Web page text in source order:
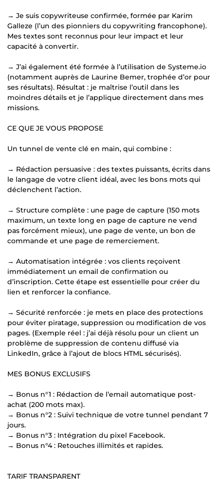
→ Je suis copywriteuse confirmée, formée par Karim
Galleze (l’un des pionniers du copywriting francophone).
Mes textes sont reconnus pour leur impact et leur
capacité à convertir.
→ J’ai également été formée à l’utilisation de Systeme.io
(notamment auprès de Laurine Bemer, trophée d’or pour
ses résultats). Résultat : je maîtrise l’outil dans les
moindres détails et je l’applique directement dans mes
missions.
CE QUE JE VOUS PROPOSE
Un tunnel de vente clé en main, qui combine :
→ Rédaction persuasive : des textes puissants, écrits dans
le langage de votre client idéal, avec les bons mots qui
déclenchent l’action.
→ Structure complète : une page de capture (150 mots
maximum, un texte long en page de capture ne vend
pas forcément mieux), une page de vente, un bon de
commande et une page de remerciement.
→ Automatisation intégrée : vos clients reçoivent
immédiatement un email de confirmation ou
d’inscription. Cette étape est essentielle pour créer du
lien et renforcer la confiance.
→ Sécurité renforcée : je mets en place des protections
pour éviter piratage, suppression ou modification de vos
pages. (Exemple réel : j’ai déjà résolu pour un client un
problème de suppression de contenu diffusé via
LinkedIn, grâce à l’ajout de blocs HTML sécurisés).
MES BONUS EXCLUSIFS
→ Bonus n°1 : Rédaction de l’email automatique post-
achat (200 mots max).
→ Bonus n°2 : Suivi technique de votre tunnel pendant 7
jours.
→ Bonus n°3 : Intégration du pixel Facebook.
→ Bonus n°4 : Retouches illimités et rapides.
TARIF TRANSPARENT